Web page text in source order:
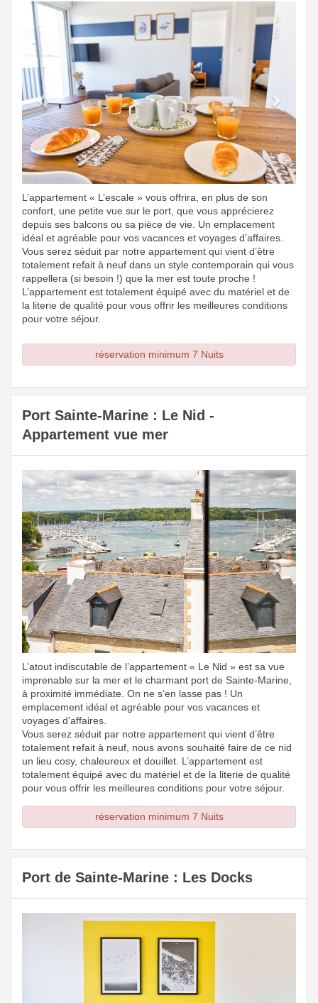
Previous Next
L’appartement « L’escale » vous offrira, en plus de son
confort, une petite vue sur le port, que vous apprécierez
depuis ses balcons ou sa pièce de vie. Un emplacement
idéal et agréable pour vos vacances et voyages d’affaires.
Vous serez séduit par notre appartement qui vient d’être
totalement refait à neuf dans un style contemporain qui vous
rappellera (si besoin !) que la mer est toute proche !
L’appartement est totalement équipé avec du matériel et de
la literie de qualité pour vous offrir les meilleures conditions
pour votre séjour.
réservation minimum 7 Nuits
Port Sainte-Marine : Le Nid -
Appartement vue mer
Previous Next
L’atout indiscutable de l’appartement « Le Nid » est sa vue
imprenable sur la mer et le charmant port de Sainte-Marine,
à proximité immédiate. On ne s’en lasse pas ! Un
emplacement idéal et agréable pour vos vacances et
voyages d’affaires.
Vous serez séduit par notre appartement qui vient d’être
totalement refait à neuf, nous avons souhaité faire de ce nid
un lieu cosy, chaleureux et douillet. L’appartement est
totalement équipé avec du matériel et de la literie de qualité
pour vous offrir les meilleures conditions pour votre séjour.
réservation minimum 7 Nuits
Port de Sainte-Marine : Les Docks
Previous